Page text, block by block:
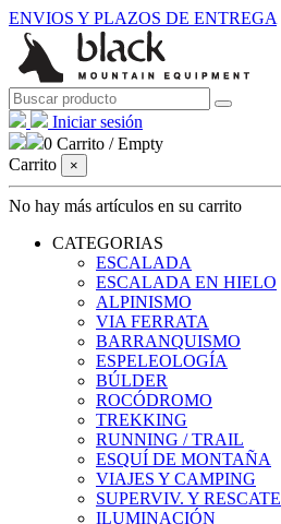
ENVIOS Y PLAZOS DE ENTREGA
Iniciar sesión
0 Carrito /Empty
Carrito
×
No hay más artículos en su carrito
CATEGORIAS
ESCALADA
ESCALADA EN HIELO
ALPINISMO
VIA FERRATA
BARRANQUISMO
ESPELEOLOGÍA
BÚLDER
ROCÓDROMO
TREKKING
RUNNING / TRAIL
ESQUÍ DE MONTAÑA
VIAJES Y CAMPING
SUPERVIV. Y RESCATE
ILUMINACIÓN